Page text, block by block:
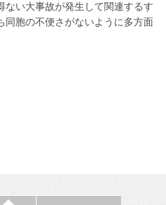
ない大事故が発生して関連するす
同胞の不便さがないように多方面